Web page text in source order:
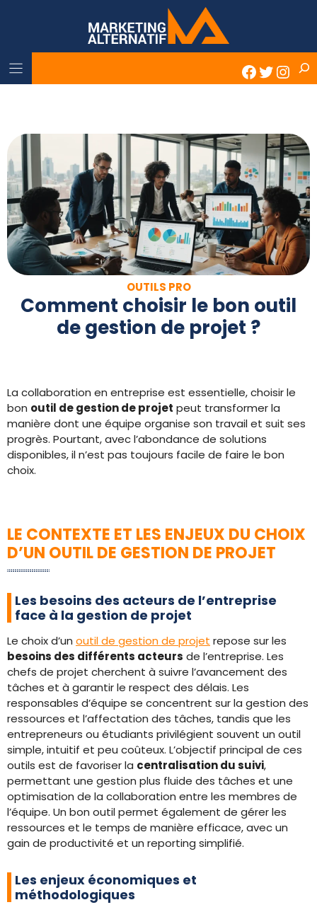
Twitter
OUTILS PRO
Comment choisir le bon outil
de gestion de projet ?
La collaboration en entreprise est essentielle, choisir le
bon outil de gestion de projet peut transformer la
manière dont une équipe organise son travail et suit ses
progrès. Pourtant, avec l’abondance de solutions
disponibles, il n’est pas toujours facile de faire le bon
choix.
LE CONTEXTE ET LES ENJEUX DU CHOIX
D’UN OUTIL DE GESTION DE PROJET
Les besoins des acteurs de l’entreprise
face à la gestion de projet
Le choix d’un outil de gestion de projet repose sur les
besoins des différents acteurs de l’entreprise. Les
chefs de projet cherchent à suivre l’avancement des
tâches et à garantir le respect des délais. Les
responsables d’équipe se concentrent sur la gestion des
ressources et l’affectation des tâches, tandis que les
entrepreneurs ou étudiants privilégient souvent un outil
simple, intuitif et peu coûteux. L’objectif principal de ces
outils est de favoriser la centralisation du suivi,
permettant une gestion plus fluide des tâches et une
optimisation de la collaboration entre les membres de
l’équipe. Un bon outil permet également de gérer les
ressources et le temps de manière efficace, avec un
gain de productivité et un reporting simplifié.
Les enjeux économiques et
méthodologiques